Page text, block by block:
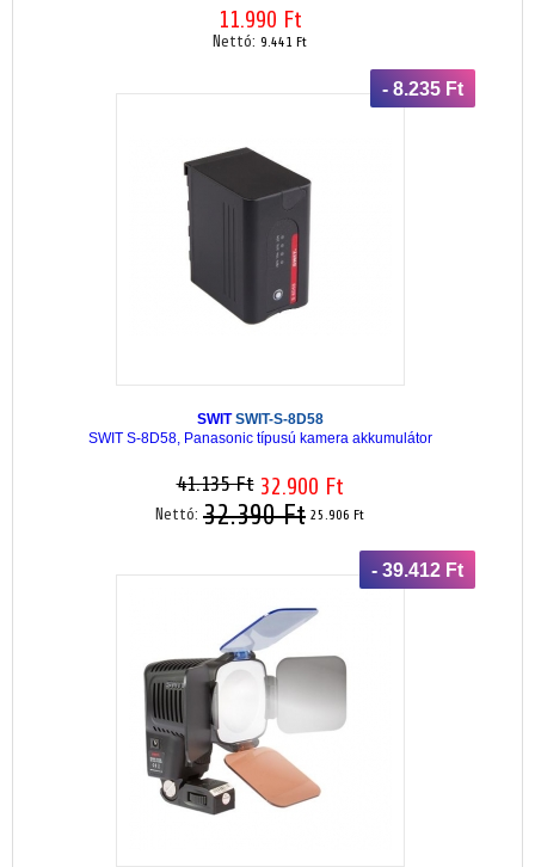
11.990 Ft
Nettó: 9.441 Ft
- 8.235 Ft
SWITSWIT-S-8D58
SWIT S-8D58, Panasonic típusú kamera akkumulátor
41.135 Ft 32.900 Ft
Nettó: 32.390 Ft 25.906 Ft
- 39.412 Ft